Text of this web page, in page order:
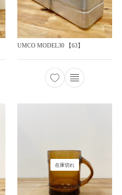
UMCO MODEL30 【63】
在庫切れ